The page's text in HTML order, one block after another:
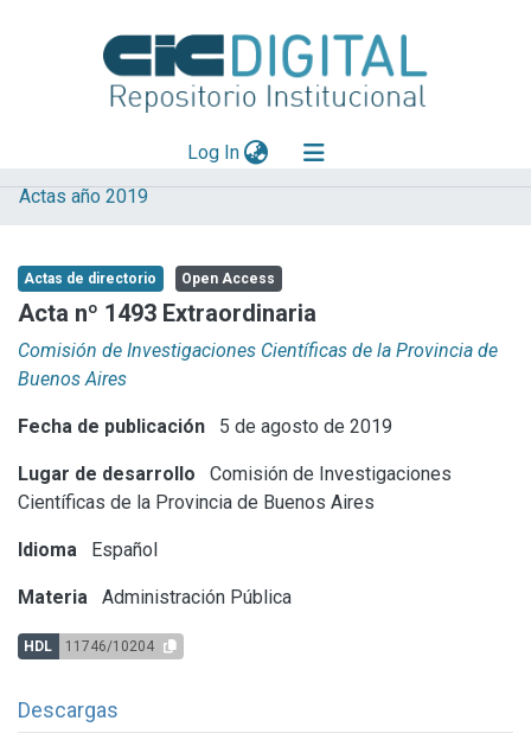
Log In(current)
Explorar
Aportar material
Statistics
Actas año 2019
Actas de directorio Open Access
Acta nº 1493 Extraordinaria
Comisión de Investigaciones Científicas de la Provincia de
Buenos Aires
Fecha de publicación 5 de agosto de 2019
Lugar de desarrollo
Comisión de Investigaciones
Científicas de la Provincia de Buenos Aires
Idioma Español
Materia Administración Pública
HDL 11746/10204
Descargas